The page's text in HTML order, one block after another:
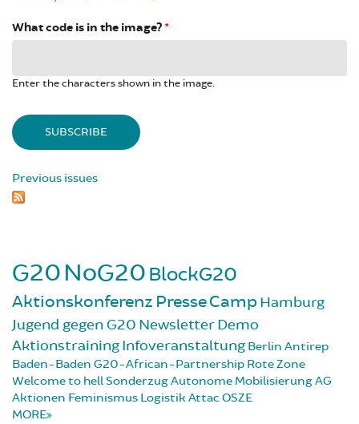
What code is in the image? *
Enter the characters shown in the image.
Previous issues
G20NoG20 BlockG20
Aktionskonferenz PresseCampHamburg
Jugend gegen G20 NewsletterDemo
AktionstrainingInfoveranstaltung Berlin Antirep
Baden-Baden G20-African-Partnership Rote Zone
Welcome to hellSonderzugAutonome MobilisierungAG
Aktionen Feminismus Logistik Attac OSZE
MORE